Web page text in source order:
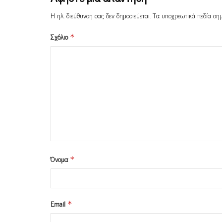
Η ηλ. διεύθυνση σας δεν δημοσιεύεται.Τα υποχρεωτικά πεδία
Σχόλιο *
Όνομα *
Email *